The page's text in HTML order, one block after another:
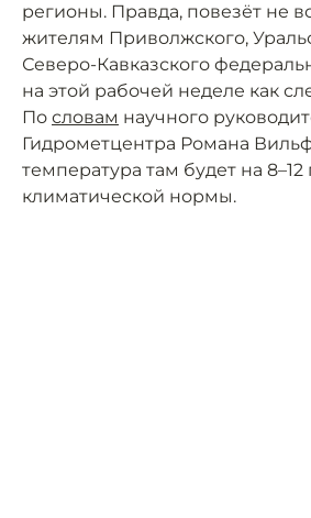
регионы. Правда, повезёт не
жителям Приволжского,
Северо-Кавказского
на этой рабочей неделе как
По словам научного
Гидрометцентра Романа
температура там будет на
климатической нормы.